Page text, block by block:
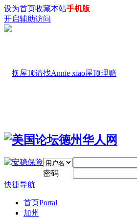
设为首页收藏本站手机版
开启辅助访问
密码
快捷导航
首页Portal
加州